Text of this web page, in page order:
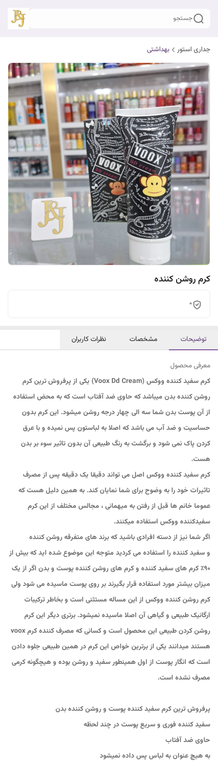
جستجو
جداری استور بهداشتی
کرم روشن کننده
0
توضیحات مشخصات نظرات کاربران
معرفی محصول
کرم سفید کننده ووکس (Voox Dd Cream) یکی از پرفروش ترین کرم
روشن کننده بدن میباشد که حاوی ضد آفتاب است که به محض استفاده
از آن پوست بدن شما سه الی چهار درجه روشن میشود. این کرم بدون
حساسیت و ضد آب می باشد که اصلا به لباستون پس نمیده و با عرق
کردن پاک نمی شود و برگشت به رنگ طبیعی آن بدون تاثیر سوء بر بدن
هست.
کرم سفید کننده ووکس اصل می تواند دقیقا یک دقیقه پس از مصرف
تاثیرات خود را به وضوح برای شما نمایان کند. به همین دلیل هست که
عموما خانم ها قبل از رفتن به میهمانی ، مجالس مختلف از این کرم
سفیدکننده ووکس استفاده میکنند.
اگر شما نیز از دسته افرادی باشید که برند های متفرقه روشن کننده
و سفید کننده را استفاده می کردید متوجه این موضوع شده اید که بیش از
90٪ کرم های سفید کننده و کرم های روشن کننده پوست و بدن اگر از یک
میزان بیشتر مورد استفاده قرار بگیرند بر روی پوست ماسیده می شود ولی
کرم روشن کننده ووکس از این مساله مستثنی است و بخاطر ترکیبات
ارگانیک طبیعی و گیاهی آن اصلا ماسیده نمیشود. برتری دیگر این کرم
روشن کردن طبیعی این محصول است و کسانی که مصرف کننده کرم voox
هستند میدانند یکی از برترین خواص این کرم در همین طبیعی جلوه دادن
است که انگار پوست از اول همینطور سفید و روشن بوده و هیچگونه کرمی
مصرف نشده است.
پرفروش ترین کرم سفید کننده پوست و روشن کننده بدن
سفید کننده فوری و سریع پوست در چند لحظه
حاوی ضد آفتاب
به هیچ عنوان به لباس پس داده نمیشود